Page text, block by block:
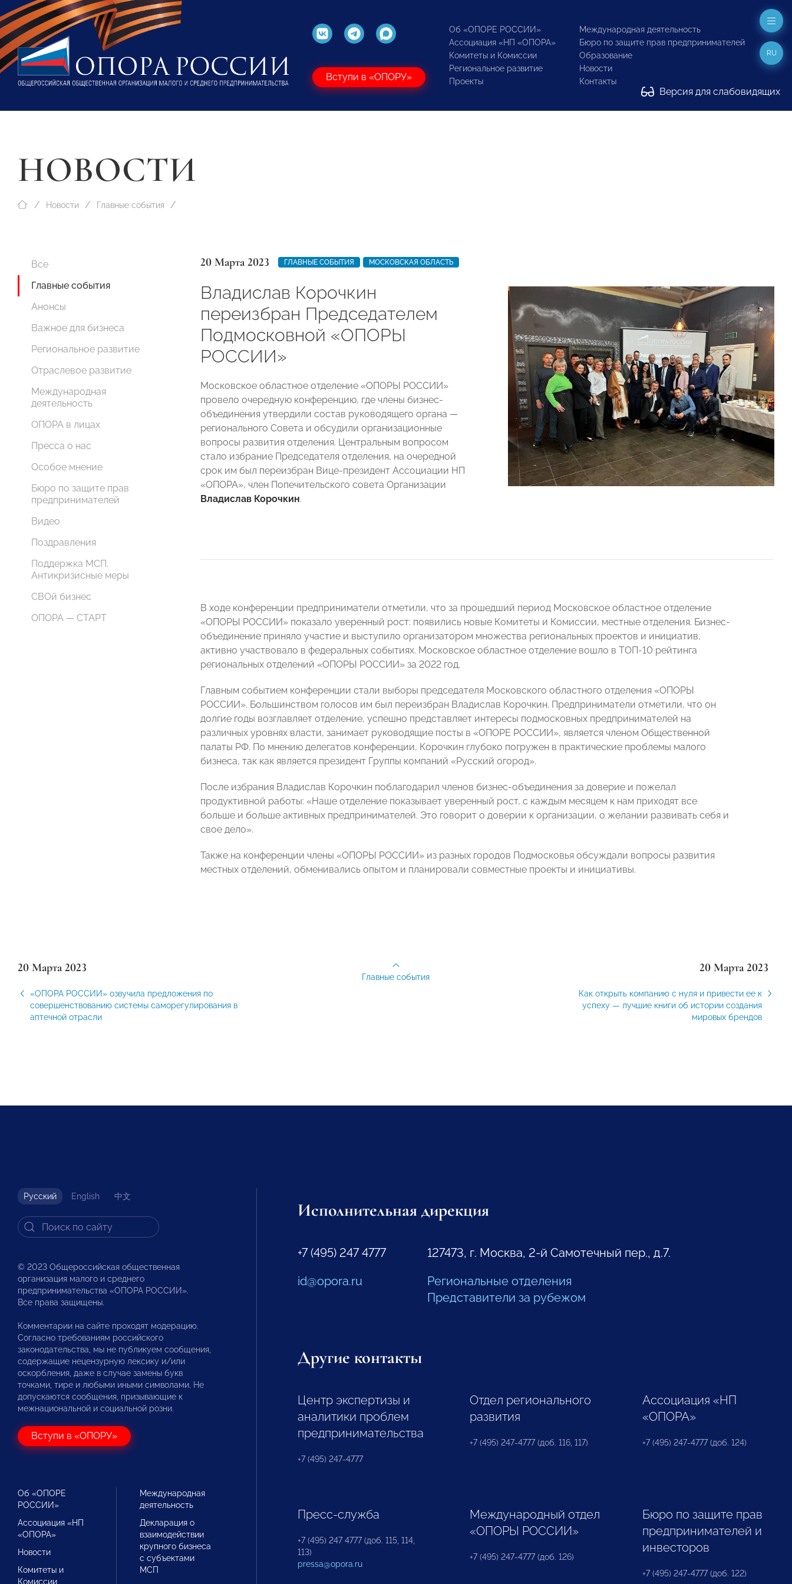
Вступи в «ОПОРУ»
Об «ОПОРЕ РОССИИ»
Ассоциация «НП «ОПОРА»
Комитеты и Комиссии
Региональное развитие
Проекты
Международная деятельность
Бюро по защите прав предпринимателей
Образование
Новости
Контакты
Версия для слабовидящих
RU
НОВОСТИ
Новости Главные события
Все
Главные события
Анонсы
Важное для бизнеса
Региональное развитие
Отраслевое развитие
Международная
деятельность
ОПОРА в лицах
Пресса о нас
Особое мнение
Бюро по защите прав
предпринимателей
Видео
Поздравления
Поддержка МСП.
Антикризисные меры
СВОй бизнес
ОПОРА — СТАРТ
20 Марта 2023 ГЛАВНЫЕ СОБЫТИЯ МОСКОВСКАЯ ОБЛАСТЬ
Владислав Корочкин
переизбран Председателем
Подмосковной «ОПОРЫ
РОССИИ»
Московское областное отделение «ОПОРЫ РОССИИ»
провело очередную конференцию, где члены бизнес-
объединения утвердили состав руководящего органа —
регионального Совета и обсудили организационные
вопросы развития отделения. Центральным вопросом
стало избрание Председателя отделения, на очередной
срок им был переизбран Вице-президент Ассоциации НП
«ОПОРА», член Попечительского совета Организации
Владислав Корочкин.
В ходе конференции предприниматели отметили, что за прошедший период Московское областное отделение
«ОПОРЫ РОССИИ» показало уверенный рост: появились новые Комитеты и Комиссии, местные отделения. Бизнес-
объединение приняло участие и выступило организатором множества региональных проектов и инициатив,
активно участвовало в федеральных событиях. Московское областное отделение вошло в ТОП-10 рейтинга
региональных отделений «ОПОРЫ РОССИИ» за 2022 год.
Главным событием конференции стали выборы председателя Московского областного отделения «ОПОРЫ
РОССИИ». Большинством голосов им был переизбран Владислав Корочкин. Предприниматели отметили, что он
долгие годы возглавляет отделение, успешно представляет интересы подмосковных предпринимателей на
различных уровнях власти, занимает руководящие посты в «ОПОРЕ РОССИИ», является членом Общественной
палаты РФ. По мнению делегатов конференции, Корочкин глубоко погружен в практические проблемы малого
бизнеса, так как является президент Группы компаний «Русский огород».
После избрания Владислав Корочкин поблагодарил членов бизнес-объединения за доверие и пожелал
продуктивной работы: «Наше отделение показывает уверенный рост, с каждым месяцем к нам приходят все
больше и больше активных предпринимателей. Это говорит о доверии к организации, о желании развивать себя и
свое дело».
Также на конференции члены «ОПОРЫ РОССИИ» из разных городов Подмосковья обсуждали вопросы развития
местных отделений, обменивались опытом и планировали совместные проекты и инициативы.
20 Марта 2023
«ОПОРА РОССИИ» озвучила предложения по
совершенствованию системы саморегулирования в
аптечной отрасли
20 Марта 2023
Как открыть компанию с нуля и привести ее к
успеху — лучшие книги об истории создания
мировых брендов
Главные события
Русский English 中文
© 2023 Общероссийская общественная
организация малого и среднего
предпринимательства «ОПОРА РОССИИ».
Все права защищены.
Комментарии на сайте проходят модерацию.
Согласно требованиям российского
законодательства, мы не публикуем сообщения,
содержащие нецензурную лексику и/или
оскорбления, даже в случае замены букв
точками, тире и любыми иными символами. Не
допускаются сообщения, призывающие к
межнациональной и социальной розни.
Вступи в «ОПОРУ»
Об «ОПОРЕ
РОССИИ»
Ассоциация «НП
«ОПОРА»
Новости
Комитеты и
Комиссии
Международная
деятельность
Декларация о
взаимодействии
крупного бизнеса
с субъектами
МСП
Исполнительная дирекция
+7 (495) 247 4777
id@opora.ru
127473, г. Москва, 2-й Самотечный пер., д.7.
Региональные отделения
Представители за рубежом
Другие контакты
Центр экспертизы и
аналитики проблем
предпринимательства
+7 (495) 247-4777
Отдел регионального
развития
+7 (495) 247-4777 (доб. 116, 117)
Ассоциация «НП
«ОПОРА»
+7 (495) 247-4777 (доб. 124)
Пресс-служба
+7 (495) 247 4777 (доб. 115, 114,
113)
pressa@opora.ru
Международный отдел
«ОПОРЫ РОССИИ»
+7 (495) 247-4777 (доб. 126)
Бюро по защите прав
предпринимателей и
инвесторов
+7 (495) 247-4777 (доб. 122)